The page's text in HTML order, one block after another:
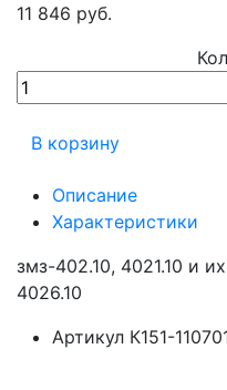
11 846 руб.
В корзину
Описание
Характеристики
змз-402.10, 4021.10 и
4026.10
Артикул К151-